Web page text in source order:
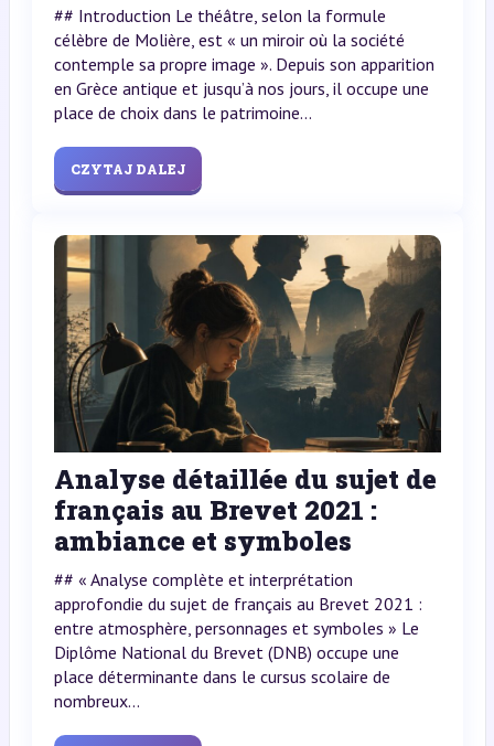
## Introduction Le théâtre, selon la formule
célèbre de Molière, est « un miroir où la société
contemple sa propre image ». Depuis son apparition
en Grèce antique et jusqu’à nos jours, il occupe une
place de choix dans le patrimoine...
CZYTAJ DALEJ
Analyse détaillée du sujet de
français au Brevet 2021 :
ambiance et symboles
## « Analyse complète et interprétation
approfondie du sujet de français au Brevet 2021 :
entre atmosphère, personnages et symboles » Le
Diplôme National du Brevet (DNB) occupe une
place déterminante dans le cursus scolaire de
nombreux...